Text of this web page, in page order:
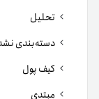
تحلیل
دسته‌بندی
کیف پول
مبتدی